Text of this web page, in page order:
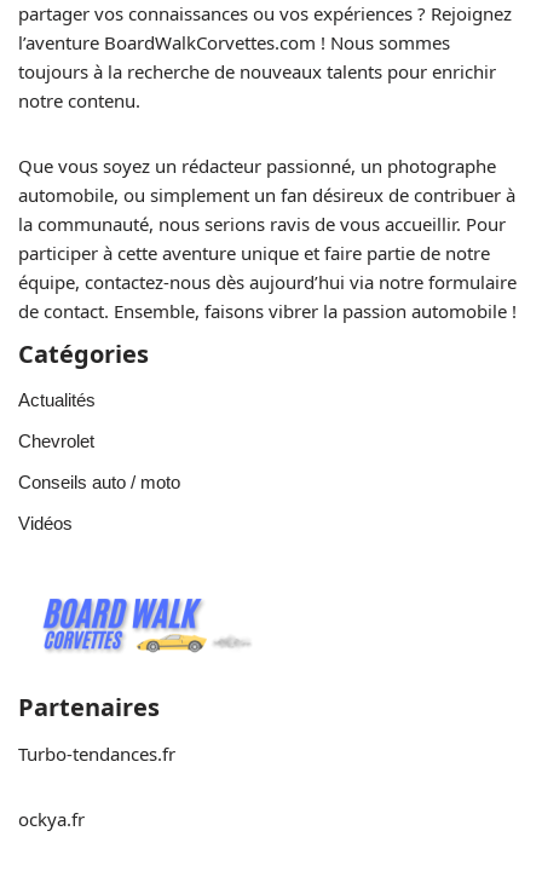
partager vos connaissances ou vos expériences ? Rejoignez
l’aventure BoardWalkCorvettes.com ! Nous sommes
toujours à la recherche de nouveaux talents pour enrichir
notre contenu.
Que vous soyez un rédacteur passionné, un photographe
automobile, ou simplement un fan désireux de contribuer à
la communauté, nous serions ravis de vous accueillir. Pour
participer à cette aventure unique et faire partie de notre
équipe, contactez-nous dès aujourd’hui via notre formulaire
de contact. Ensemble, faisons vibrer la passion automobile !
Catégories
Actualités
Chevrolet
Conseils auto / moto
Vidéos
Partenaires
Turbo-tendances.fr
ockya.fr